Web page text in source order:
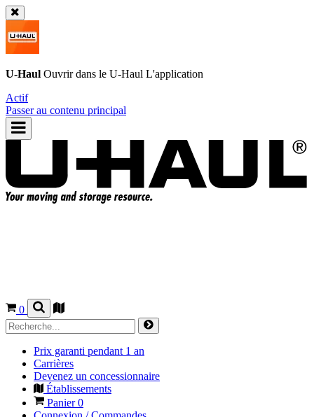
U-Haul Ouvrir dans le U-Haul L'application
Actif
Passer au contenu principal
0
Prix garanti pendant 1 an
Carrières
Devenez un concessionnaire
Établissements
Panier0